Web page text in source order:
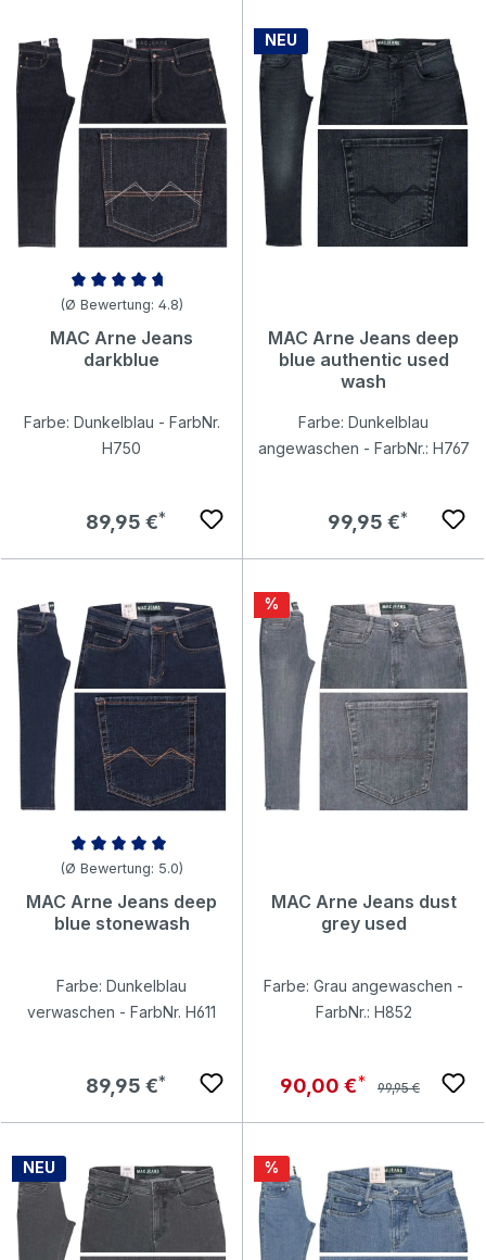
Durchschnittliche Bewertung von 4.83 von 5 Sternen
(Ø Bewertung: 4.8)
MAC Arne Jeans
darkblue
Farbe: Dunkelblau - FarbNr.
H750
Regulärer Preis:
89,95 €
NEU
MAC Arne Jeans deep
blue authentic used
wash
Farbe: Dunkelblau
angewaschen - FarbNr.: H767
Regulärer Preis:
99,95 €
Durchschnittliche Bewertung von 5 von 5 Sternen
(Ø Bewertung: 5.0)
MAC Arne Jeans deep
blue stonewash
Farbe: Dunkelblau
verwaschen - FarbNr. H611
Regulärer Preis:
89,95 €
Rabatt
%
MAC Arne Jeans dust
grey used
Farbe: Grau angewaschen -
FarbNr.: H852
Verkaufspreis:
90,00 € Regulärer Preis:
99,95 €
NEU Rabatt
%